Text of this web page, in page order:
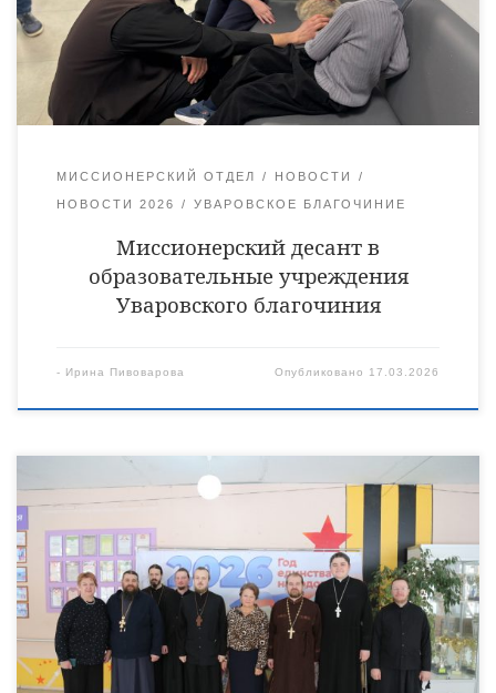
(Киреева) посетили Нижнешибряйский филиал МБОУ М-
Алабушской СОШ Уваровского округа, а также
политехнический колледж г. Уварово. В рамках визита в
Нижнешибряйский филиал представители Уваровской […]
МИССИОНЕРСКИЙ ОТДЕЛ НОВОСТИ
НОВОСТИ 2026 УВАРОВСКОЕ БЛАГОЧИНИЕ
Миссионерский десант в
образовательные учреждения
Уваровского благочиния
- Ирина Пивоварова Опубликовано 17.03.2026
5 марта в МБОУ «Инжавинская средняя общеобразовательная
школа» состоялась встреча учеников с представителями
духовенства Уваровской епархии. Священнослужители из
Уваровского, Инжавинского, Мучкапского и Жердевского
благочиний организовали миссионерский визит,
направленный на укрепление духовного воспитания
молодежи. Подобные мероприятия становятся регулярными и
являются важными для взаимодействия Церкви и школы.